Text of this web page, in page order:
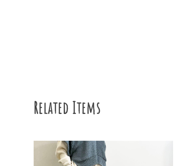
Related Items